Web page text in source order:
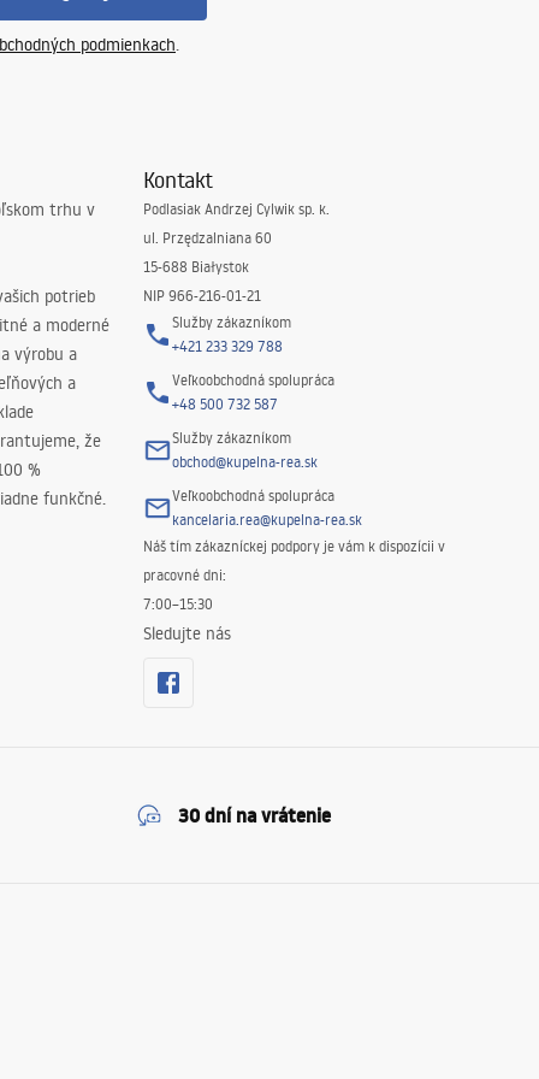
podmienkach.
trhu v
potrieb
a moderné
výrobu a
a
že
%
funkčné.
Kontakt
Podlasiak Andrzej Cylwik sp. k.
ul. Przędzalniana 60
15-688 Białystok
NIP 966-216-01-21
Služby zákazníkom
+421 233 329 788
Veľkoobchodná spolupráca
+48 500 732 587
Služby zákazníkom
obchod@kupelna-rea.sk
Veľkoobchodná spolupráca
kancelaria.rea@kupelna-rea.sk
Náš tím zákazníckej podpory je vám k dispozícii v
pracovné dni:
7:00–15:30
Sledujte nás
30 dní na vrátenie